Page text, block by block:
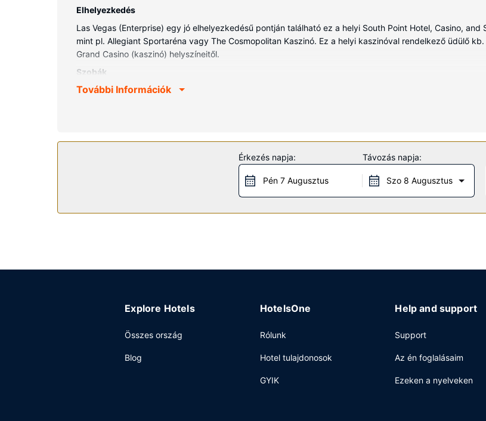
Elhelyezkedés
Las Vegas (Enterprise) egy jó elhelyezkedésű pontján található ez a helyi South Point Hotel, Casino,
mint pl. Allegiant Sportaréna vagy The Cosmopolitan Kaszinó. Ez a helyi kaszinóval rendelkező üdülő
Grand Casino (kaszinó) helyszíneitől.
Szobák
Helyezze magát kényelembe a(z) 2163 szoba egyikében, melyekben iPod dokkoló állomás és LED-
Élvezze ki a szálláshely kínálta szabadidős létesítményeket és szolgáltatásokat, mint például a(z)
kedve, próbálja ki szerencséjét a helyszíni kaszinóban. A üdülő kiegészítő szolgáltatásai között
Harapj valamit Steak N Shake menüjéről, mely egyike a üdülőhely éttermeinek (összesen 11 étterem)
Egyéb felszereltség
rendezvénytermet – konferenciaközpont és tárgyalótermek – kínál különböző események
vehető igénybe.
További Információk
Érkezés napja:
Pén 7 Augusztus
Távozás napja:
Szo 8 Augusztus
Explore Hotels
Összes ország
Blog
HotelsOne
Rólunk
Hotel tulajdonosok
GYIK
Help and support
Support
Az én foglalásaim
Ezeken a nyelveken